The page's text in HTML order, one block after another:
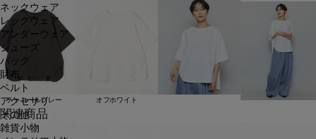
ネックウェア
レッグウェア
アンダーウェア
シューズ
バッグ
財布
ベルト
アクセサリ
その他
雑貨小物
チャコールグレー オフホワイト
関連商品